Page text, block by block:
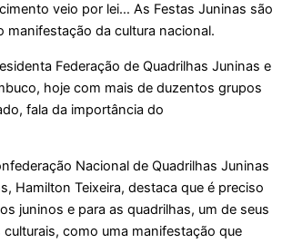
veio por lei… As Festas Juninas são
manifestação da cultura nacional.
Federação de Quadrilhas Juninas e
hoje com mais de duzentos grupos
fala da importância do
Nacional de Quadrilhas Juninas
Hamilton Teixeira, destaca que é preciso
juninos e para as quadrilhas, um de seus
como uma manifestação que